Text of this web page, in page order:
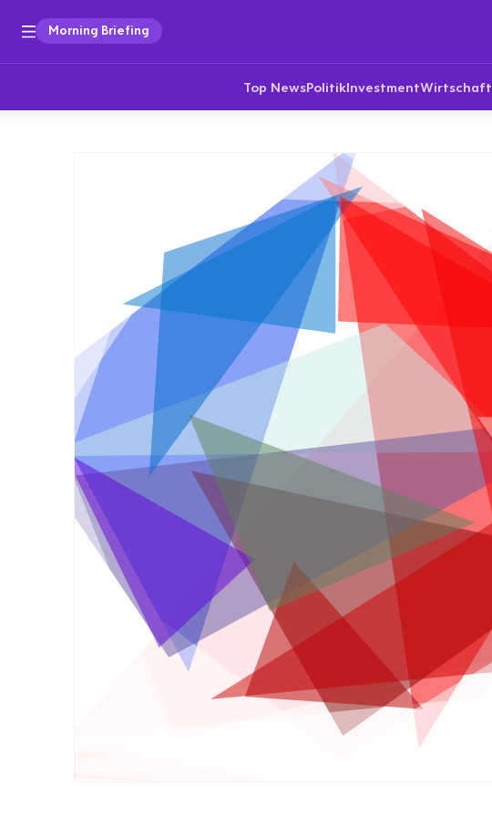
Morning Briefing
Top NewsPolitikInvestmentWirtschaft